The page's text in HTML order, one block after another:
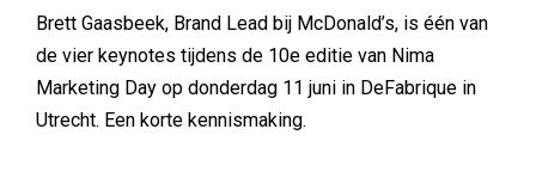
Brett Gaasbeek, Brand Lead bij McDonald’s, is één van
de vier keynotes tijdens de 10e editie van Nima
Marketing Day op donderdag 11 juni in DeFabrique in
Utrecht. Een korte kennismaking.